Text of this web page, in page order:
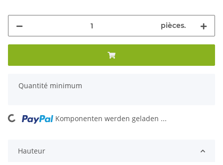
pièces.
x
Quantité minimum
Loading... Komponenten werden geladen ...
Hauteur